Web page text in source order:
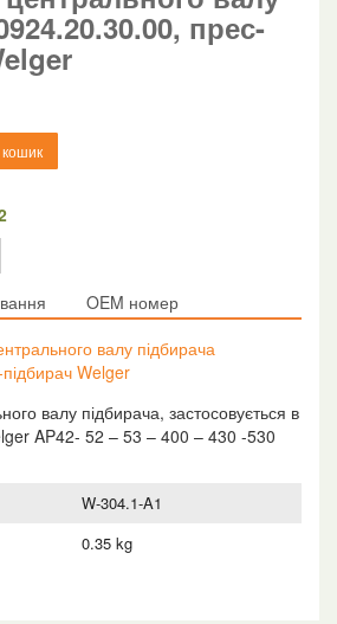
прес-
OEM номер
валу підбирача
Welger
валу підбирача, застосовується в
AP42- 52 – 53 – 400 – 430 -530
W-304.1-A1
0.35 kg